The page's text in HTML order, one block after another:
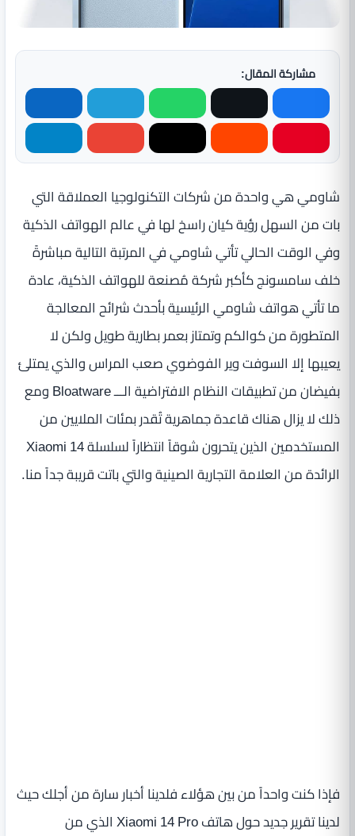
مشاركة المقال:
شاومي هي واحدة من شركات التكنولوجيا العملاقة التي
بات من السهل رؤية كيان راسخ لها في عالم الهواتف الذكية
وفي الوقت الحالي تأتي شاومي في المرتبة التالية مباشرةً
خلف سامسونج كأكبر شركة مُصنعة للهواتف الذكية، عادة
ما تأتي هواتف شاومي الرئيسية بأحدث شرائح المعالجة
المتطورة من كوالكم وتمتاز بعمر بطارية طويل ولكن لا
يعيبها إلا السوفت وير الفوضوي صعب المراس والذي يمتلئ
بفيضان من تطبيقات النظام الافتراضية الـــ Bloatware ومع
ذلك لا يزال هناك قاعدة جماهرية تُقدر بمئات الملايين من
المستخدمين الذين يتحرون شوقاً انتظاراً لسلسلة Xiaomi 14
الرائدة من العلامة التجارية الصينية والتي باتت قريبة جداً منا.
فإذا كنت واحداً من بين هؤلاء فلدينا أخبار سارة من أجلك حيث
لدينا تقرير جديد حول هاتف Xiaomi 14 Pro الذي من